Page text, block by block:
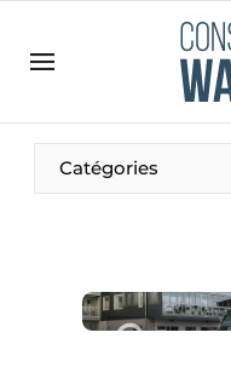
Emploi
Enregistrer une
Meest gelezen
Catégories